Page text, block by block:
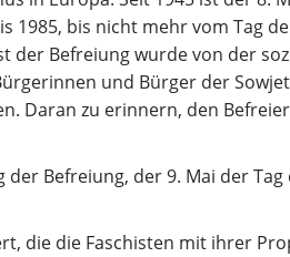
1985, bis nicht mehr vom Tag
der Befreiung wurde von der
und Bürger der
Daran zu erinnern, den
Befreiung, der 9. Mai der Tag
die die Faschisten mit ihrer